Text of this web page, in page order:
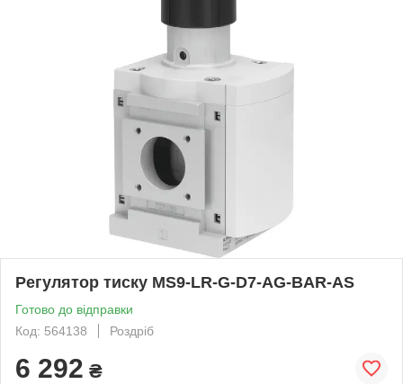
Регулятор тиску MS9-LR-G-D7-AG-BAR-AS
Готово до відправки
Код: 564138
Роздріб
6 292 ₴